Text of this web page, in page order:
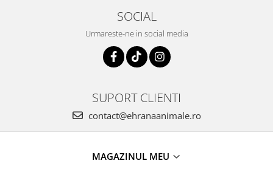
SOCIAL
Urmareste-ne in social media
SUPORT CLIENTI
contact@ehranaanimale.ro
MAGAZINUL MEU